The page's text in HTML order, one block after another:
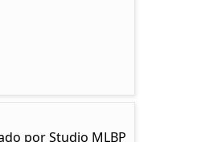
por Studio MLBP